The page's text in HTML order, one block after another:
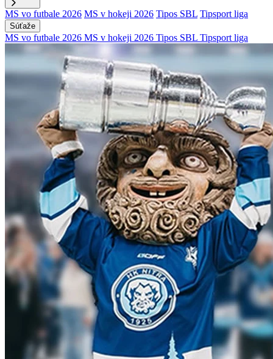
MS vo futbale 2026 MS v hokeji 2026 Tipos SBL Tipsport liga
Súťaže
MS vo futbale 2026 MS v hokeji 2026 Tipos SBL Tipsport liga